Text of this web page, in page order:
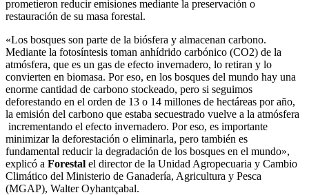
prometieron reducir emisiones mediante la preservación o
restauración de su masa forestal.
«Los bosques son parte de la biósfera y almacenan carbono.
Mediante la fotosíntesis toman anhídrido carbónico (CO2) de la
atmósfera, que es un gas de efecto invernadero, lo retiran y lo
convierten en biomasa. Por eso, en los bosques del mundo hay una
enorme cantidad de carbono stockeado, pero si seguimos
deforestando en el orden de 13 o 14 millones de hectáreas por año,
la emisión del carbono que estaba secuestrado vuelve a la atmósfera
incrementando el efecto invernadero. Por eso, es importante
minimizar la deforestación o eliminarla, pero también es
fundamental reducir la degradación de los bosques en el mundo»,
explicó a Forestal el director de la Unidad Agropecuaria y Cambio
Climático del Ministerio de Ganadería, Agricultura y Pesca
(MGAP), Walter Oyhantçabal.